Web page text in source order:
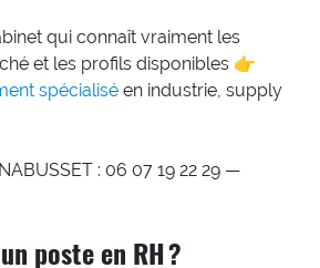
qui connaît vraiment les
et les profils disponibles 👉
spécialisé en industrie, supply
: 06 07 19 22 29 —
poste en RH ?